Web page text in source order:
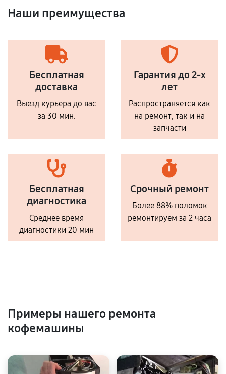
Наши преимущества
Бесплатная
доставка
Выезд курьера до вас
за 30 мин.
Гарантия до 2-х
лет
Распространяется как
на ремонт, так и на
запчасти
Бесплатная
диагностика
Среднее время
диагностики 20 мин
Срочный ремонт
Более 88% поломок
ремонтируем за 2 часа
Примеры нашего ремонта
кофемашины